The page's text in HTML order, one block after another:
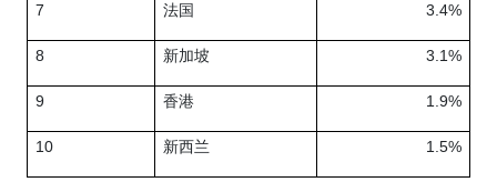
7 法国 3.4%
8 新加坡 3.1%
9 香港 1.9%
10 新西兰 1.5%